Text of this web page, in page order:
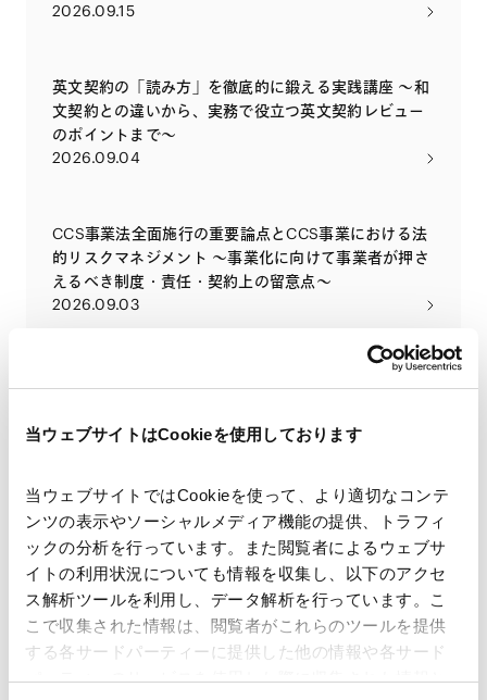
当ウェブサイトはCookieを使用しております
当ウェブサイトではCookieを使って、より適切なコンテ
ンツの表示やソーシャルメディア機能の提供、トラフィ
ックの分析を行っています。また閲覧者によるウェブサ
イトの利用状況についても情報を収集し、以下のアクセ
ス解析ツールを利用し、データ解析を行っています。こ
こで収集された情報は、閲覧者がこれらのツールを提供
する各サードパーティーに提供した他の情報や各サード
パーティーのサービスを使用した際に収集された情報と
2026.09.15
英文契約の「読み方」を徹底的に鍛える実践講座 〜和
文契約との違いから、実務で役立つ英文契約レビュー
のポイントまで〜
2026.09.04
CCS事業法全面施行の重要論点とCCS事業における法
的リスクマネジメント ～事業化に向けて事業者が押さ
えるべき制度・責任・契約上の留意点～
2026.09.03
関する法律）の概要と実務への影響 ～2026年5月に全
面施行されたCCS事業法の目的を改めて解説するとと
もに、実務への影響や留意点について解説いたします
～
2026.09.01
ＬＮＧ ＳＰＡ実務入門―主要条項と契約交渉のポイン
ト ～上流開発事業との関係性を踏まえて～